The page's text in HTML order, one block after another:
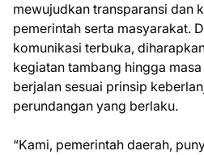
mewujudkan transparansi dan
pemerintah serta masyarakat.
komunikasi terbuka,
kegiatan tambang hingga
berjalan sesuai prinsip
perundangan yang berlaku.
“Kami, pemerintah daerah,